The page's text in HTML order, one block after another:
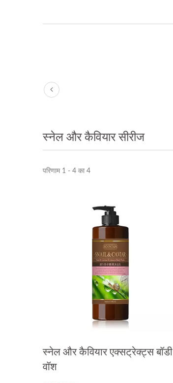
स्नेल और कैवियार सीरीज
परिणाम 1 - 4 का 4
स्नेल और कैवियार एक्सट्रेक्ट्स बॉडी
वॉश
नवीकरण तेल कैप्सूल